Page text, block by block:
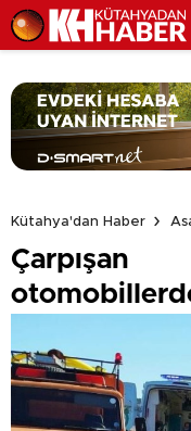
Kütahya'dan Haber
Çarpışan